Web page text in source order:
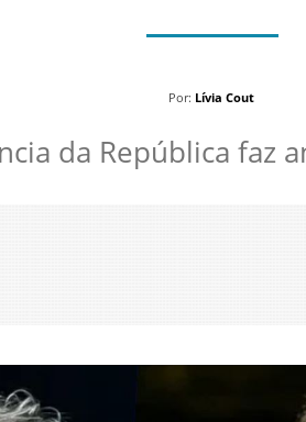
Por: Lívia Cout
da República faz